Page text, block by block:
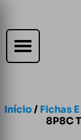
Início/ Fichas
8P8C